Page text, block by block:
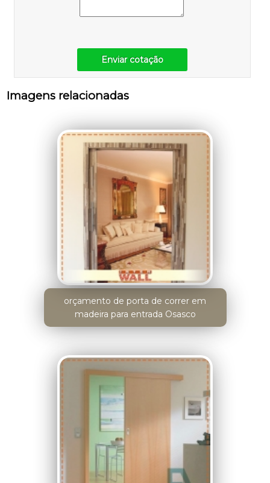
Enviar cotação
Imagens relacionadas
orçamento de porta de correr em
madeira para entrada Osasco